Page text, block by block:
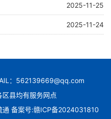
2025-11-25
2025-11-24
：562139669@qq.com
县均有服务网点
通 备案号:赣ICP备2024031810